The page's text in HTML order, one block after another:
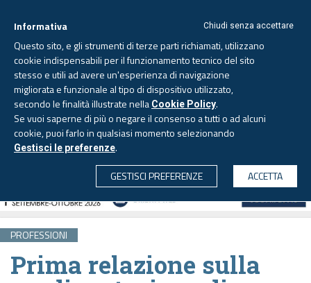
CERCA
Giovedì, 6 agosto 2026 - Aggiornato alle 6.00
PROFESSIONI
Prima relazione sulla
Chiudi senza accettare
Informativa
Questo sito, e gli strumenti di terze parti richiamati, utilizzano
cookie indispensabili per il funzionamento tecnico del sito
stesso e utili ad avere un'esperienza di navigazione
migliorata e funzionale al tipo di dispositivo utilizzato,
secondo le finalità illustrate nella Cookie Policy.
Se vuoi saperne di più o negare il consenso a tutti o ad alcuni
cookie, puoi farlo in qualsiasi momento selezionando
Gestisci le preferenze.
GESTISCI PREFERENZE
ACCETTA